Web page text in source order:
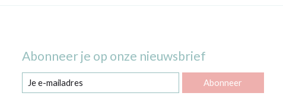
Abonneer je op onze nieuwsbrief
Abonneer